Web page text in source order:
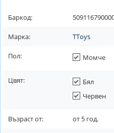
Баркод:
Марка: TToys
Пол: Момче
Цвят:
Бял
Червен
Възраст от: от 5 год.